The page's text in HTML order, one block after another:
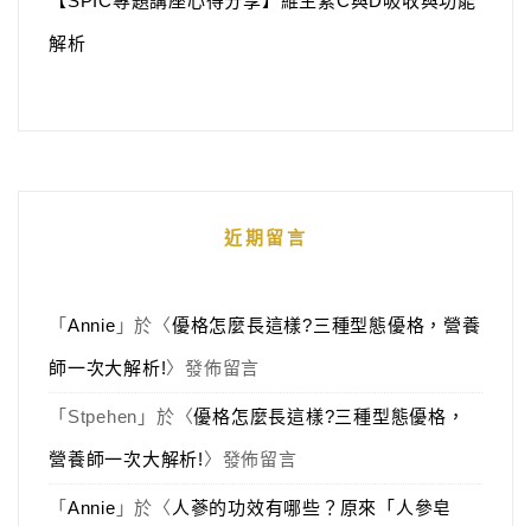
解析
近期留言
「 Annie 」於〈優格怎麼長這樣?三種型態優格，營養
師一次大解析!〉發佈留言
「 Stpehen 」於〈優格怎麼長這樣?三種型態優格，
營養師一次大解析!〉發佈留言
「 Annie 」於〈 人蔘的功效有哪些？原來「人參皂